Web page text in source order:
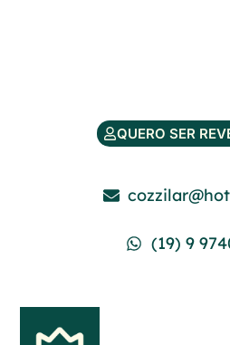
QUERO SER
(19) 9